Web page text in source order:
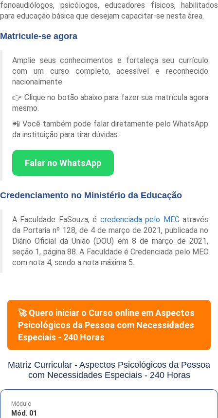
fonoaudiólogos, psicólogos, educadores físicos, habilitados
para educação básica que desejam capacitar-se nesta área.
Matricule-se agora
Amplie seus conhecimentos e fortaleça seu currículo
com um curso completo, acessível e reconhecido
nacionalmente.
👉 Clique no botão abaixo para fazer sua matrícula agora
mesmo.
📲 Você também pode falar diretamente pelo WhatsApp
da instituição para tirar dúvidas.
Falar no WhatsApp
Credenciamento no Ministério da Educação
A Faculdade FaSouza, é credenciada pelo MECatravés
da Portaria nº 128, de 4 de março de 2021, publicada no
Diário Oficial da União (DOU) em 8 de março de 2021,
seção 1, página 88. A Faculdade é Credenciada pelo MEC
com nota 4, sendo a nota máxima 5.
🚀 Quero iniciar o Curso online emAspectos
Psicológicos da Pessoa com Necessidades
Especiais - 240 Horas
Matriz Curricular - Aspectos Psicológicos da Pessoa
com Necessidades Especiais - 240 Horas
Módulo
Mód. 01